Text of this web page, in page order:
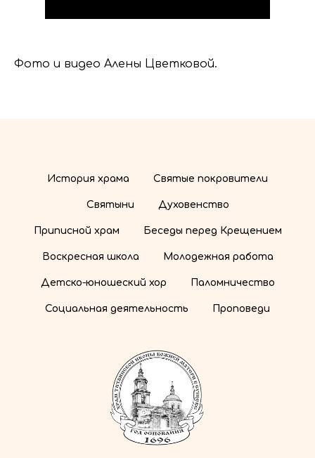
Фото и видео Алены Цветковой.
История храма Святые покровители
Святыни Духовенство
Приписной храм Беседы перед Крещением
Воскресная школа Молодежная работа
Детско-юношеский хор Паломничество
Социальная деятельность Проповеди